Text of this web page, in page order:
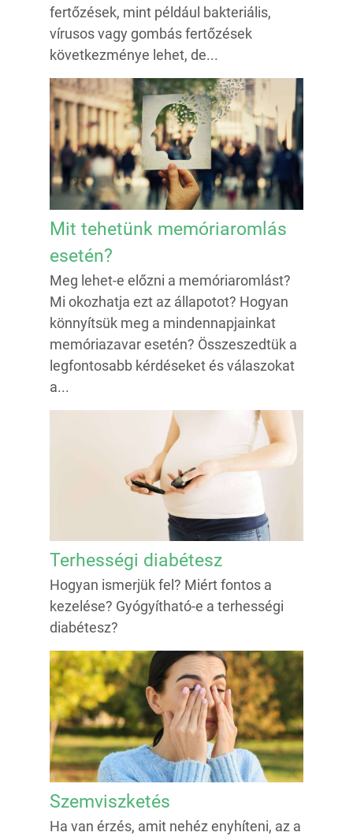
fertőzések, mint például bakteriális,
vírusos vagy gombás fertőzések
következménye lehet, de...
Mit tehetünk memóriaromlás
esetén?
Meg lehet-e előzni a memóriaromlást?
Mi okozhatja ezt az állapotot? Hogyan
könnyítsük meg a mindennapjainkat
memóriazavar esetén? Összeszedtük a
legfontosabb kérdéseket és válaszokat
a...
Terhességi diabétesz
Hogyan ismerjük fel? Miért fontos a
kezelése? Gyógyítható-e a terhességi
diabétesz?
Szemviszketés
Ha van érzés, amit nehéz enyhíteni, az a